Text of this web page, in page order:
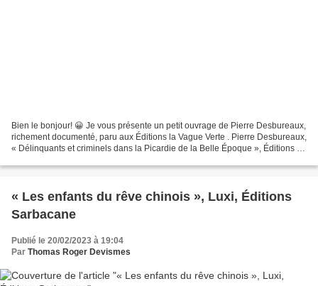
Bien le bonjour! 😀 Je vous présente un petit ouvrage de Pierre Desbureaux,
richement documenté, paru aux Éditions la Vague Verte . Pierre Desbureaux,
« Délinquants et criminels dans la Picardie de la Belle Époque », Éditions la
« Les enfants du rêve chinois », Luxi, Éditions
Sarbacane
Publié le 20/02/2023 à 19:04
Par Thomas Roger Devismes